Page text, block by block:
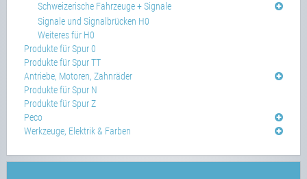
Schweizerische Fahrzeuge + Signale
Signale und Signalbrücken H0
Weiteres für H0
Produkte für Spur 0
Produkte für Spur TT
Antriebe, Motoren, Zahnräder
Produkte für Spur N
Produkte für Spur Z
Peco
Werkzeuge, Elektrik & Farben